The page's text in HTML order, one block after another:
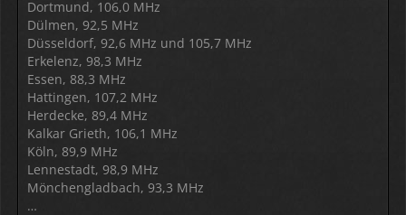
Dortmund, 106,0 MHz
Dülmen, 92,5 MHz
Düsseldorf, 92,6 MHz und 105,7 MHz
Erkelenz, 98,3 MHz
Essen, 88,3 MHz
Hattingen, 107,2 MHz
Herdecke, 89,4 MHz
Kalkar Grieth, 106,1 MHz
Köln, 89,9 MHz
Lennestadt, 98,9 MHz
Mönchengladbach, 93,3 MHz
…